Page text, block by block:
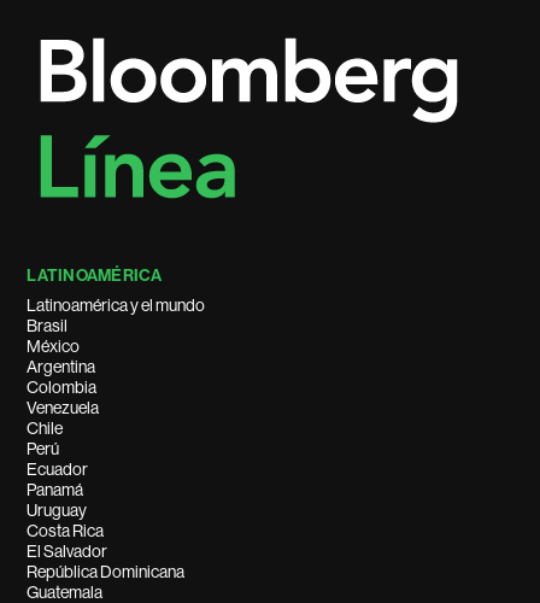
LATINOAMÉRICA
Latinoamérica y el mundo
Brasil
México
Argentina
Colombia
Venezuela
Chile
Perú
Ecuador
Panamá
Uruguay
Costa Rica
El Salvador
República Dominicana
Guatemala